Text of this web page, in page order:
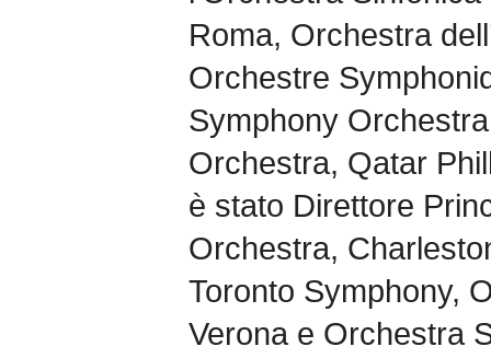
Roma, Orchestra
Orchestre
Symphony
Orchestra, Qatar
è stato Direttore
Orchestra,
Toronto Symphony,
Verona e Orchestra